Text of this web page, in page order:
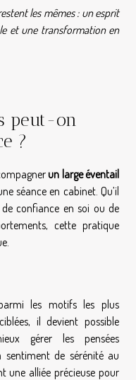
les mêmes : un esprit
et une transformation en
peut-on
?
un large éventail
séance en cabinet. Qu’il
de confiance en soi ou de
cette pratique
les motifs les plus
il devient possible
gérer les pensées
sentiment de sérénité au
une alliée précieuse pour